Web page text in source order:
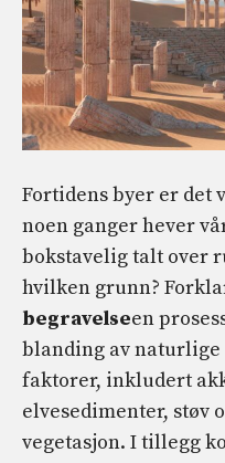
Fortidens byer er det
noen ganger hever
bokstavelig talt over
hvilken grunn?
begravelseen
blanding av naturlige
faktorer, inkludert
elvesedimenter, støv
vegetasjon. I tillegg